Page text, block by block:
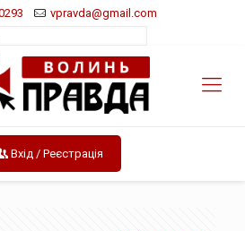
vpravda@gmail.com
Вхід / Реєстрація